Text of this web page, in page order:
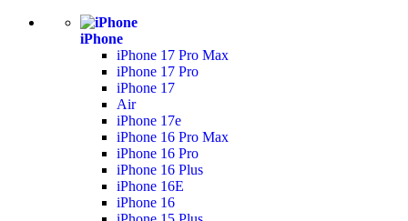
iPhone
iPhone 17 Pro Max
iPhone 17 Pro
iPhone 17
Air
iPhone 17e
iPhone 16 Pro Max
iPhone 16 Pro
iPhone 16 Plus
iPhone 16E
iPhone 16